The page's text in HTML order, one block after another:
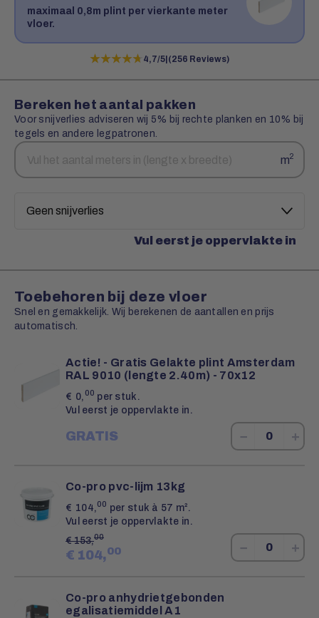
maximaal 0,8m plint per vierkante meter
vloer.
★★★★★
★★★★★ 4,7/5 (256 Reviews)
Bereken het aantal pakken
Voor snijverlies adviseren wij 5% bij rechte planken en 10% bij
tegels en andere legpatronen.
Aantal
vierkante
m2
Snijverlies
Vul eerst je oppervlakte in
Toebehoren bij deze vloer
Snel en gemakkelijk. Wij berekenen de aantallen en prijs
automatisch.
Actie! - Gratis Gelakte plint Amsterdam
RAL 9010 (lengte 2.40m) - 70x12
€ 0, 00 per stuk.
Vul eerst je oppervlakte in.
GRATIS − +
Co-pro pvc-lijm 13kg
€ 104, 00 per stuk à 57 m².
Vul eerst je oppervlakte in.
€153,00
€ 104,00 − +
Co-pro anhydrietgebonden
egalisatiemiddel A1